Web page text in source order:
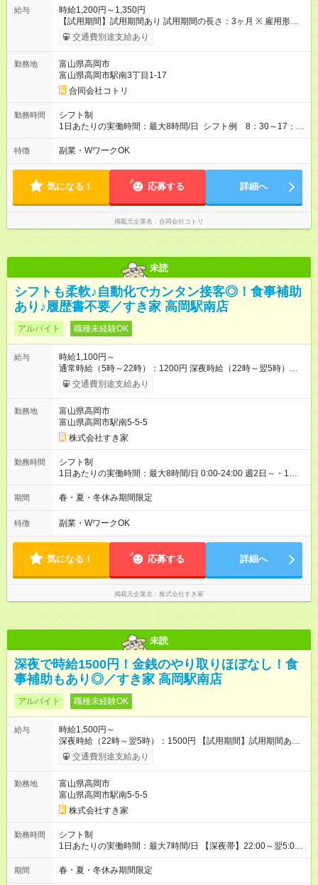
給与
時給1,200円～1,350円
【試用期間】試用期間あり 試用期間の長さ：3ヶ月 ※ 雇用形態
と給与に、本採用時と異なる部分があります。 雇用形態：アル
バイト・パート採用 給与：時給 1,100円 ～ 1,150円
交通費別途支給あり
勤務地
富山県高岡市
富山県高岡市駅南3丁目1-17
合同会社コトリ
勤務時間
シフト制
1日あたりの実働時間：最大8時間/日 シフト例 8：30～17：
30 シフト例 9：00～16：30
特徴 副業・WワークOK
気になる！ 応募する 詳細へ
掲載元企業名 合同会社コトリ
未読
シフトも柔軟♪自動化でカンタン接客◎！食事補助
あり♪履歴書不要／すき家 高岡駅南店
アルバイト 職種未経験OK
給与
時給1,100円～
通常時給（5時～22時）：1200円 深夜時給（22時～翌5時）：
1500円 高校生時給：1100円 【特別手当】早朝手当（5：00-9：
00）時給+150円 【試用期間】試用期間あり 試用期間の長さ：1
30日（※条件変更なし）ですが、切り上げで一ヶ月とさせてい
ただきます。 研修制度あり：15時間(研修中も同時給）
交通費別途支給あり
勤務地
富山県高岡市
富山県高岡市駅南5-5-5
株式会社すき家
勤務時間
シフト制
1日あたりの実働時間：最大8時間/日 0:00-24:00 週2日～・1日
2h～OK ＜シフト例＞ 〇朝帯 5:00-9:00 〇昼帯 9:00-14:00 〇午
後帯 14:00-18:00 〇夜帯 18:00-22:00 〇深夜帯 22:00-翌5:00 基
ます♪
期間 春・夏・冬休み期間限定
特徴 副業・WワークOK
気になる！ 応募する 詳細へ
掲載元企業名 株式会社すき家
未読
深夜で時給1500円！金銭のやり取りほぼなし！食
事補助もあり◎／すき家 高岡駅南店
アルバイト 職種未経験OK
給与
時給1,500円～
深夜時給（22時～翌5時）：1500円 【試用期間】試用期間あり
試用期間の長さ：1ヶ月 雇用形態、給与は本採用時と同じです。
試用期間の実態は30日（※条件変更なし）ですが、切り上げで
同時給）
交通費別途支給あり
勤務地
富山県高岡市
富山県高岡市駅南5-5-5
株式会社すき家
勤務時間
シフト制
1日あたりの実働時間：最大7時間/日 【深夜帯】22:00～翌5:00
週2日～・1日2h～OK◎ ※22:00から翌5:00までは18歳以上の方
のみ勤務可能です（18歳未満の深夜業務禁止のため） ★深夜で
期間 春・夏・冬休み期間限定